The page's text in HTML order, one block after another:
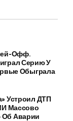
Офф.
Серию У
Обыграла
Устроил ДТП
Массово
Аварии